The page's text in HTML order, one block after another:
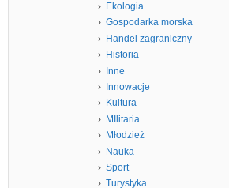
Ekologia
Gospodarka morska
Handel zagraniczny
Historia
Inne
Innowacje
Kultura
MIlitaria
Młodzież
Nauka
Sport
Turystyka